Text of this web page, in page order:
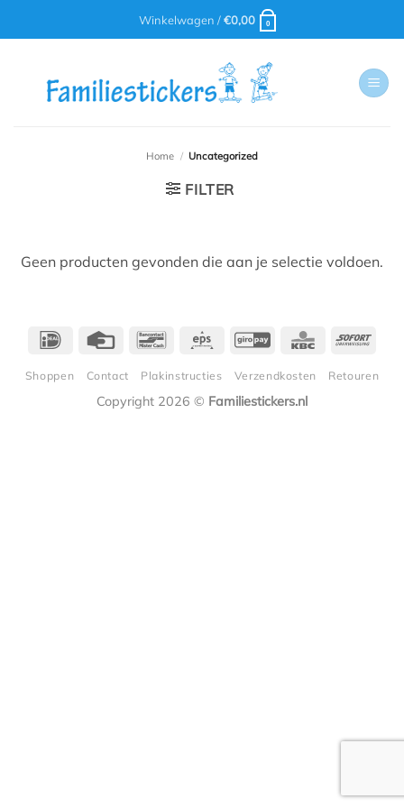
Winkelwagen /€0,00 0
Home / Uncategorized
FILTER
Geen producten gevonden die aan je selectie voldoen.
IDeal
Credit
Bancontact
Eps GiroPay KBC
Shoppen Contact Plakinstructies Verzendkosten Retouren
Copyright 2026 © Familiestickers.nl